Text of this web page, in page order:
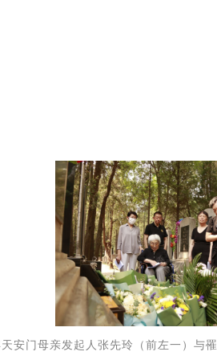
安门母亲发起人张先玲（前左一）与